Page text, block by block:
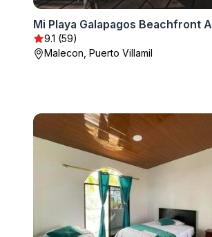
9.1 (59)
Malecon, Puerto Villamil